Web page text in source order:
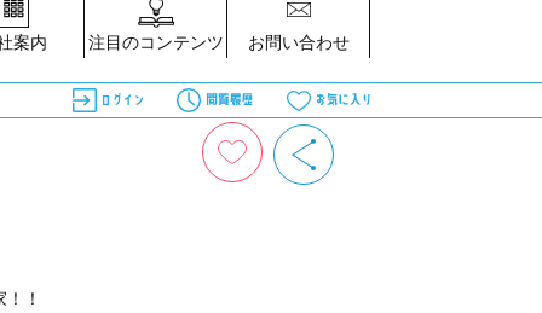
案内 注目のコンテンツ お問い合わせ
！